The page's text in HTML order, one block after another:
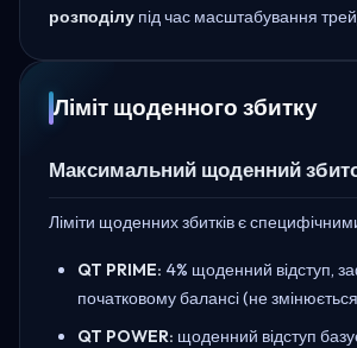
розподілу під час масштабування
Ліміт щоденного збитку
Максимальний щоденний
Ліміти щоденних збитків є
QT PRIME: 4% щоденний відступ,
початковому балансі (не
QT POWER: щоденний відступ